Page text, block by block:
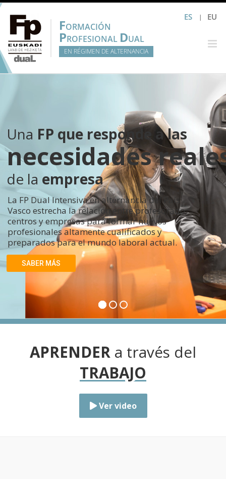
Saltar
contenido
ES EU
FORMACIÓN
PROFESIONAL DUAL
EN RÉGIMEN DE ALTERNANCIA
Una FP que responde a las
necesidades
de la empresa
La FP Dual Intensiva en alternancia del País
Vasco estrecha la relación entre profesorado,
centros y empresas para formar nuevos
profesionales altamente cualificados y
preparados para el mundo laboral actual.
SABER MÁS
APRENDER a través del
TRABAJO
Ver video